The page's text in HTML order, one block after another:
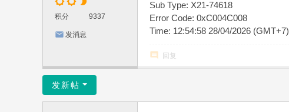
积分 9337
发消息
Sub Type: X21-74618
Error Code: 0xC004C008
Time: 12:54:58 28/04/2026 (GMT+7)
回复
发新帖